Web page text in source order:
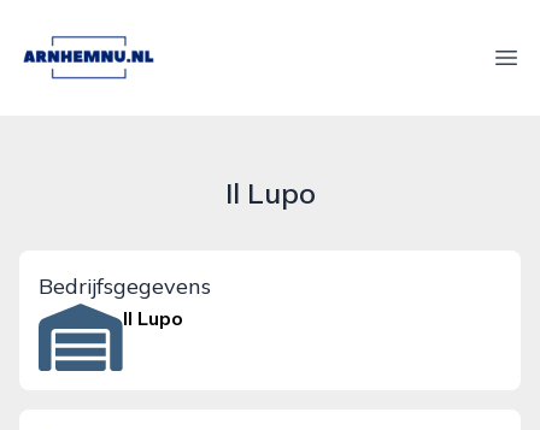
arnhemnu.nl
Il Lupo
Bedrijfsgegevens
Il Lupo